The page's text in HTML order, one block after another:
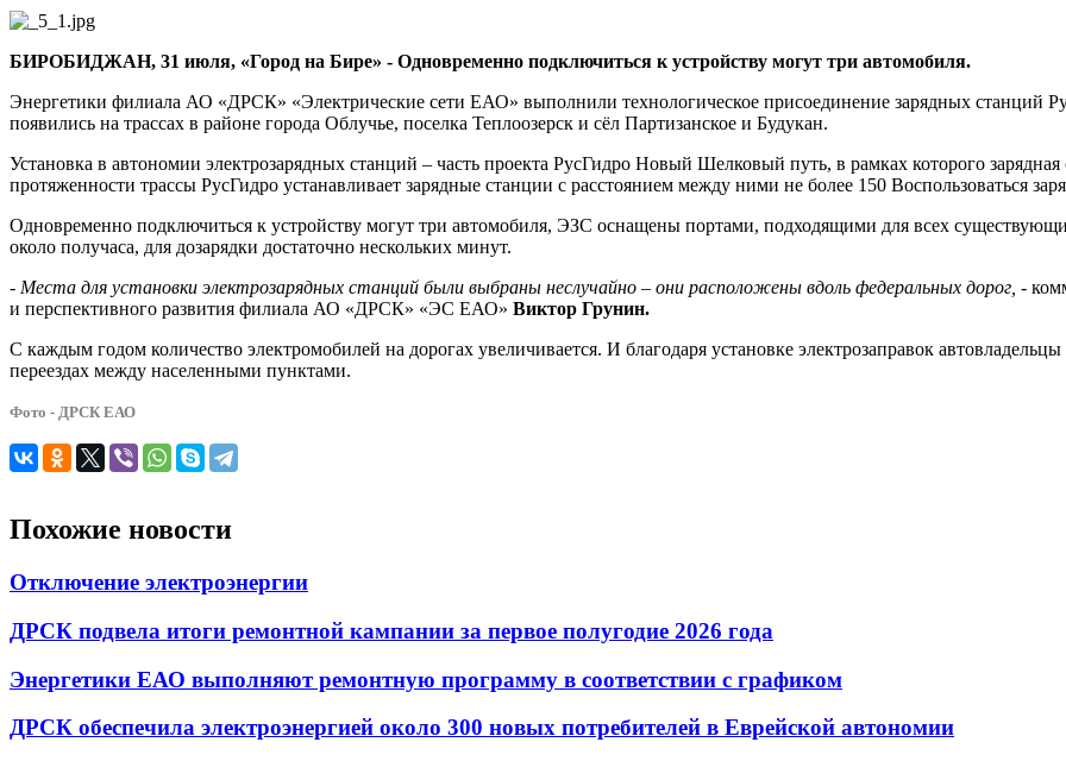
станции
БИРОБИДЖАН, 31 июля, «Город на Бире» - Одновременно подключиться к устройству могут три автомобиля.
Энергетики филиала АО «ДРСК» «Электрические сети ЕАО» выполнили технологическое присоединение зарядных станций
появились на трассах в районе города Облучье, поселка Теплоозерск и сёл Партизанское и Будукан.
Установка в автономии электрозарядных станций – часть проекта РусГидро Новый Шелковый путь, в рамках которого
протяженности трассы РусГидро устанавливает зарядные станции с расстоянием между ними не более 150 Воспользоваться
Одновременно подключиться к устройству могут три автомобиля, ЭЗС оснащены портами, подходящими для всех
около получаса, для дозарядки достаточно нескольких минут.
- Места для установки электрозарядных станций были выбраны неслучайно – они расположены вдоль федеральных дорог, -
и перспективного развития филиала АО «ДРСК» «ЭС ЕАО» Виктор Грунин.
С каждым годом количество электромобилей на дорогах увеличивается. И благодаря установке электрозаправок
переездах между населенными пунктами.
Фото - ДРСК ЕАО
Похожие новости
Отключение электроэнергии
ДРСК подвела итоги ремонтной кампании за первое полугодие 2026 года
Энергетики ЕАО выполняют ремонтную программу в соответствии с графиком
ДРСК обеспечила электроэнергией около 300 новых потребителей в Еврейской автономии